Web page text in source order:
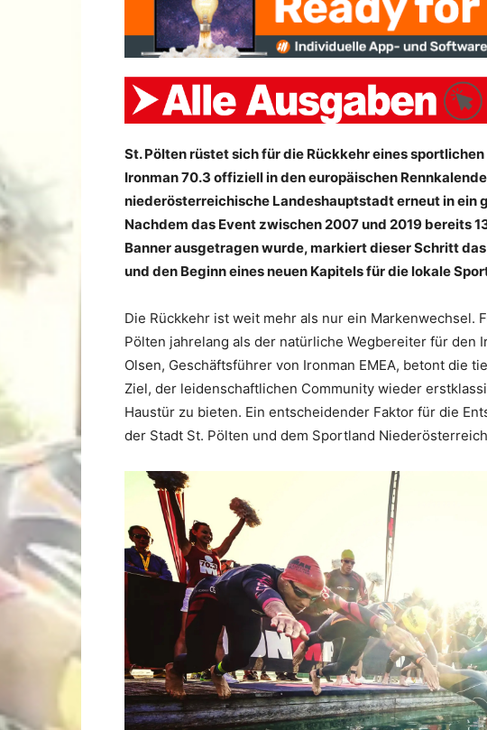
St. Pölten rüstet sich für die Rückkehr eines
Ironman 70.3 offiziell in den europäischen
niederösterreichische Landeshauptstadt erneut in ein
Nachdem das Event zwischen 2007 und 2019 bereits
Banner ausgetragen wurde, markiert dieser Schritt
und den Beginn eines neuen Kapitels für die lokale
Die Rückkehr ist weit mehr als nur ein Markenwechsel.
Pölten jahrelang als der natürliche Wegbereiter für den
Olsen, Geschäftsführer von Ironman EMEA, betont die
Ziel, der leidenschaftlichen Community wieder
Haustür zu bieten. Ein entscheidender Faktor für die
der Stadt St. Pölten und dem Sportland